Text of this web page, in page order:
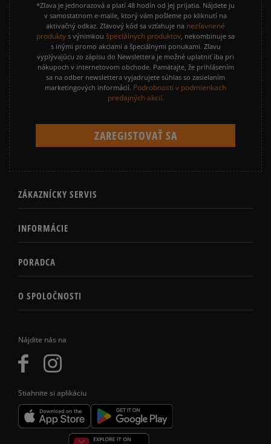
Nájdite nás na
Stiahnite si aplikáciu
*Zľava je jednorazová a platí 48 hodín od jej prijatia. Nájdete ju
v samostatnom e-maile, ktorý vám pošleme po kliknutí na
aktivačný odkaz. Zľavový kód sa vzťahuje na nezľavnené
produkty s výnimkou špeciálnych produktov, nekombinuje sa
s inými promo akciami a špeciálnymi ponukami. Zľavu
vyplývajúcu zo zápisu do Newslettera je možné uplatniť iba pri
nákupoch v internetovom obchode. Pamätajte, že prihlásením
sa na odber newslettera vyjadrujete súhlas so zasielaním
marketingových informácií. Podrobnosti v podmienkach
predajných akcií.
ZÁKAZNÍCKY SERVIS
INFORMÁCIE
PORADCA
O SPOLOČNOSTI